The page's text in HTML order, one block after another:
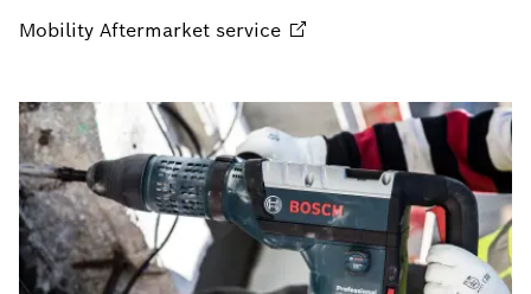
Mobility Aftermarket service